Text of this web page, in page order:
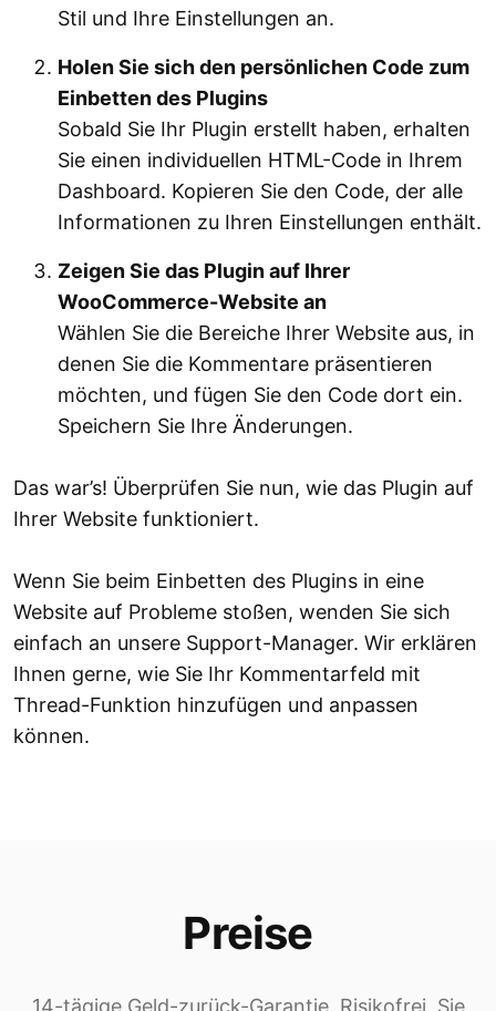
Stil und Ihre Einstellungen an.
Holen Sie sich den persönlichen Code zum
Einbetten des Plugins
Sobald Sie Ihr Plugin erstellt haben, erhalten
Sie einen individuellen HTML-Code in Ihrem
Dashboard. Kopieren Sie den Code, der alle
Informationen zu Ihren Einstellungen enthält.
Zeigen Sie das Plugin auf Ihrer
WooCommerce-Website an
Wählen Sie die Bereiche Ihrer Website aus, in
denen Sie die Kommentare präsentieren
möchten, und fügen Sie den Code dort ein.
Speichern Sie Ihre Änderungen.
Das war’s! Überprüfen Sie nun, wie das Plugin auf
Ihrer Website funktioniert.
Wenn Sie beim Einbetten des Plugins in eine
Website auf Probleme stoßen, wenden Sie sich
einfach an unsere Support-Manager. Wir erklären
Ihnen gerne, wie Sie Ihr Kommentarfeld mit
Thread-Funktion hinzufügen und anpassen
können.
Preise